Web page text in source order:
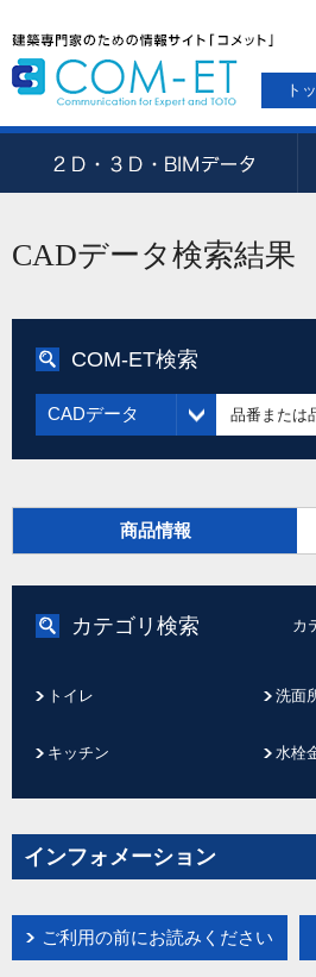
ト
CADデータ検索結果
COM-ET検索
CADデータ
商品情報
カテゴリ検索 カ
トイレ 洗面
キッチン
水栓
インフォメーション
ご利用の前にお読みください